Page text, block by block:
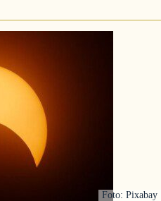
Foto: Pixabay